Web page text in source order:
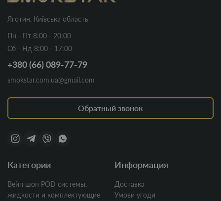
Яготин, Київська область
Пн - Пт 8:00 - 20:00
Сб - Нд 8:00 - 17:00
+380 (66) 089-77-79
smokstar.com.ua@gmail.com
Обратный звонок
Категории
Вейп шоп POD системы,
жидкости и комплектующие
Информация
Доставка
Умови угоди